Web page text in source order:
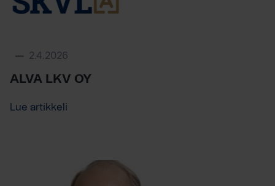
2.4.2026
ALVA LKV OY
Lue artikkeli